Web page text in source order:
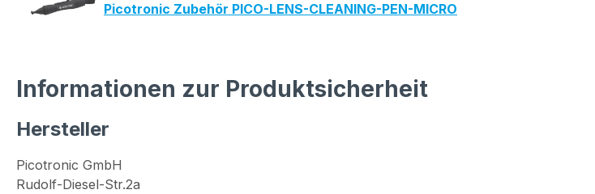
Picotronic Zubehör PICO-LENS-CLEANING-PEN-MICRO
Informationen zur Produktsicherheit
Hersteller
Picotronic GmbH
Rudolf-Diesel-Str.2a